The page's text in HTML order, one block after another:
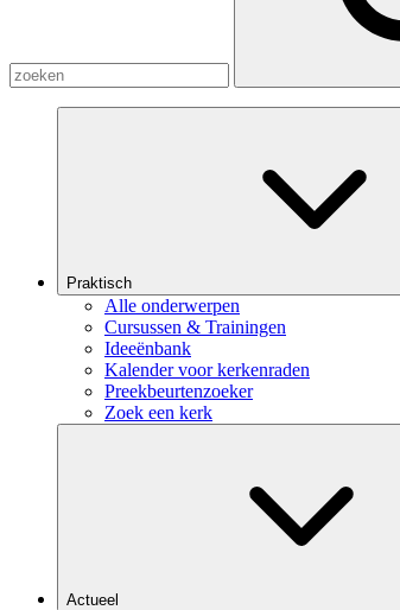
Praktisch
Alle onderwerpen
Cursussen & Trainingen
Ideeënbank
Kalender voor kerkenraden
Preekbeurtenzoeker
Zoek een kerk
Actueel